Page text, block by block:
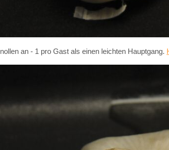
an - 1 pro Gast als einen leichten Hauptgang.